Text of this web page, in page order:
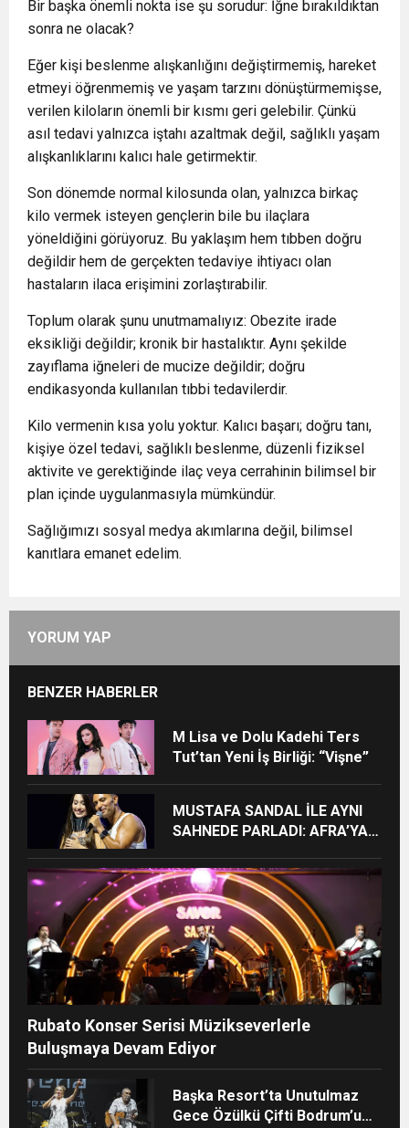
Bir başka önemli nokta ise şu sorudur: İğne bırakıldıktan
sonra ne olacak?
Eğer kişi beslenme alışkanlığını değiştirmemiş, hareket
etmeyi öğrenmemiş ve yaşam tarzını dönüştürmemişse,
verilen kiloların önemli bir kısmı geri gelebilir. Çünkü
asıl tedavi yalnızca iştahı azaltmak değil, sağlıklı yaşam
alışkanlıklarını kalıcı hale getirmektir.
Son dönemde normal kilosunda olan, yalnızca birkaç
kilo vermek isteyen gençlerin bile bu ilaçlara
yöneldiğini görüyoruz. Bu yaklaşım hem tıbben doğru
değildir hem de gerçekten tedaviye ihtiyacı olan
hastaların ilaca erişimini zorlaştırabilir.
Toplum olarak şunu unutmamalıyız: Obezite irade
eksikliği değildir; kronik bir hastalıktır. Aynı şekilde
zayıflama iğneleri de mucize değildir; doğru
endikasyonda kullanılan tıbbi tedavilerdir.
Kilo vermenin kısa yolu yoktur. Kalıcı başarı; doğru tanı,
kişiye özel tedavi, sağlıklı beslenme, düzenli fiziksel
aktivite ve gerektiğinde ilaç veya cerrahinin bilimsel bir
plan içinde uygulanmasıyla mümkündür.
Sağlığımızı sosyal medya akımlarına değil, bilimsel
kanıtlara emanet edelim.
YORUM YAP
BENZER HABERLER
M Lisa ve Dolu Kadehi Ters
Tut’tan Yeni İş Birliği: “Vişne”
MUSTAFA SANDAL İLE AYNI
SAHNEDE PARLADI: AFRA’YA
Rubato Konser Serisi Müzikseverlerle
Buluşmaya Devam Ediyor
Başka Resort’ta Unutulmaz
Gece Özülkü Çifti Bodrum’u